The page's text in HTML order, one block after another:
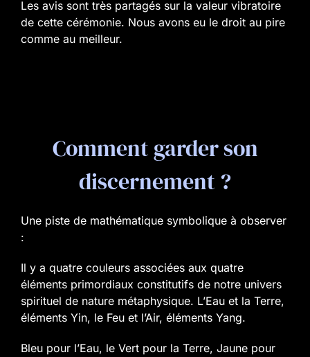
Les avis sont très partagés sur la valeur vibratoire
de cette cérémonie. Nous avons eu le droit au pire
comme au meilleur.
Comment garder son
discernement ?
Une piste de mathématique symbolique à observer
:
Il y a quatre couleurs associées aux quatre
éléments primordiaux constitutifs de notre univers
spirituel de nature métaphysique. L’Eau et la Terre,
éléments Yin, le Feu et l’Air, éléments Yang.
Bleu pour l’Eau, le Vert pour la Terre, Jaune pour